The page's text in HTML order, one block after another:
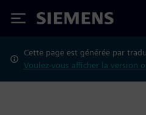
Siemens
Cette page est générée par
Voulez-vous afficher la version